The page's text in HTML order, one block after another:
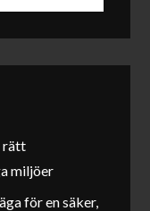
rätt
miljöer
för en säker,